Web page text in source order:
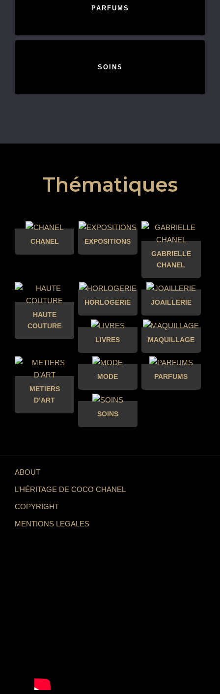
PARFUMS
SOINS
Thématiques
CHANEL
EXPOSITIONS
GABRIELLE
CHANEL
HAUTE
COUTURE
HORLOGERIE JOAILLERIE
LIVRES MAQUILLAGE
METIERS
D’ART
MODE PARFUMS
SOINS
ABOUT
L’HÉRITAGE DE COCO CHANEL
COPYRIGHT
MENTIONS LEGALES